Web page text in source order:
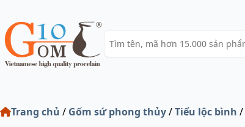
Trang chủ / Gốm sứ phong thủy/Tiểu lộc bình /